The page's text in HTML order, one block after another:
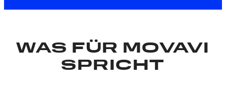
WAS FÜR MOVAVI
SPRICHT